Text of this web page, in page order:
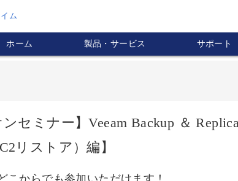
ム
ホーム 製品・サービス サポート
セミナー】Veeam Backup ＆
リストア）編】
からでも参加いただけます！